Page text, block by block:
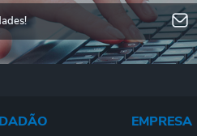
EMPRESA